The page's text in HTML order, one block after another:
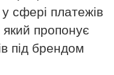
сфері платежів
який пропонує
під брендом